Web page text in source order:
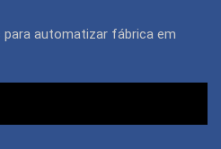
para automatizar fábrica em